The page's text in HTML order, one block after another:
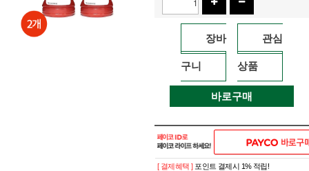
장바
구니
관심
상품
바로구매
[ 결제혜택 ] 포인트 결제시 1% 적립!